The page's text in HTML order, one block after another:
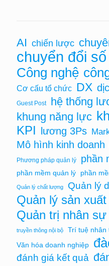
AI chiến lược
chuyển đổi số
Công nghệ
Cơ cấu tổ chức DX
Guest Post hệ thống
khung năng lực
KPI lương 3Ps
Mô hình kinh doanh
Phương pháp quản lý
phần
phần mềm quản lý phần
Quản lý chất lượng Quản lý
Quản lý sản xuất
Quản trị nhân sự
truyền thông nội bộ Trí tuệ nhân
Văn hóa doanh nghiệp
đánh giá kết quả